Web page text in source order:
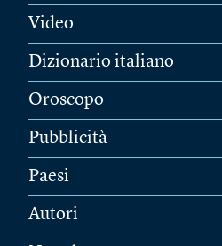
Video
Dizionario italiano
Oroscopo
Pubblicità
Paesi
Autori